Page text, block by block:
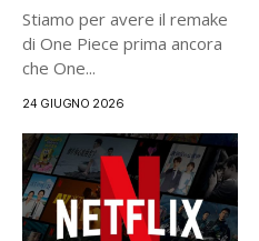
Stiamo per avere il remake
di One Piece prima ancora
che One...
24 GIUGNO 2026